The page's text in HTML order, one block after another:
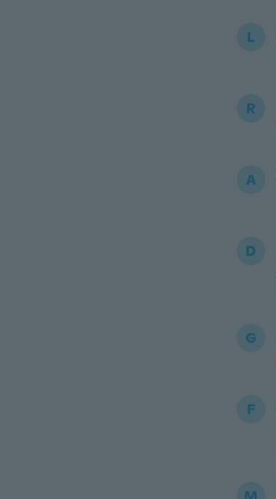
L
R
A
D
G
F